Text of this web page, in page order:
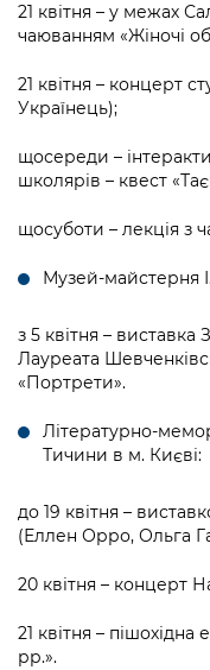
21 квітня – у межах
чаюванням «Жіночі
21 квітня – концерт
Українець);
щосереди –
школярів – квест
щосуботи – лекція з
Музей-майстерня
з 5 квітня –
Лауреата
«Портрети».
Літературно-
Тичини в м. Києві:
до 19 квітня –
(Еллен Орро, Ольга
20 квітня – концерт
21 квітня – пішохідна
рр.».